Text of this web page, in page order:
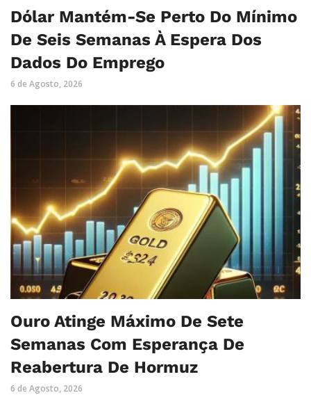
Dólar Mantém-Se Perto Do Mínimo
De Seis Semanas À Espera Dos
Dados Do Emprego
6 de Agosto, 2026
Ouro Atinge Máximo De Sete
Semanas Com Esperança De
Reabertura De Hormuz
6 de Agosto, 2026